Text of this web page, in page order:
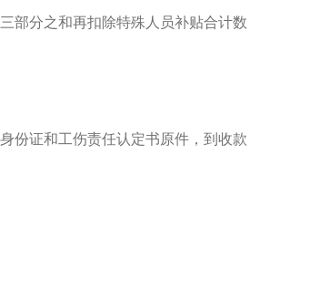
部分之和再扣除特殊人员补贴合计数
份证和工伤责任认定书原件，到收款